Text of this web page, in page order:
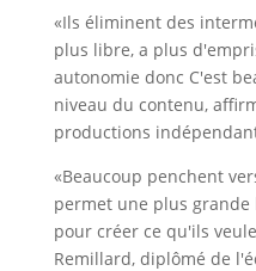
«Ils éliminent des
plus libre, a plus
autonomie donc C'est
niveau du contenu,
productions
«Beaucoup penchent
permet une plus
pour créer ce qu'ils
Remillard, diplômé de